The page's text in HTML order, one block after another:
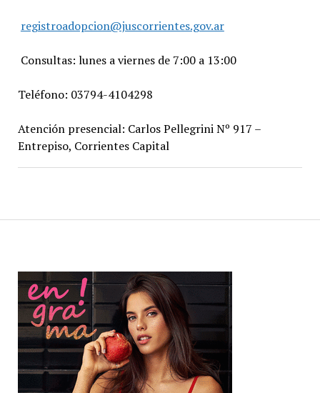
registroadopcion@juscorrientes.gov.ar
Consultas: lunes a viernes de 7:00 a 13:00
Teléfono: 03794-4104298
Atención presencial: Carlos Pellegrini Nº 917 –
Entrepiso, Corrientes Capital